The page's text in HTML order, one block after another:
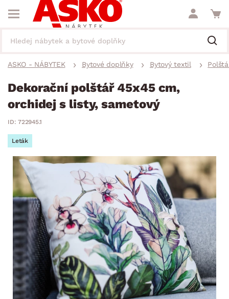
ASKO - NÁBYTEK Bytové doplňky Bytový textil
Dekorační polštář 45x45 cm,
orchidej s listy, sametový
ID: 722945.1
Leták